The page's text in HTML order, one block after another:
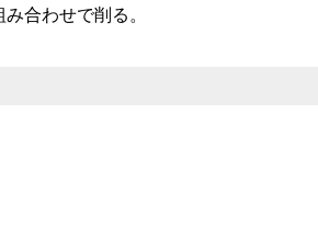
合わせで削る。